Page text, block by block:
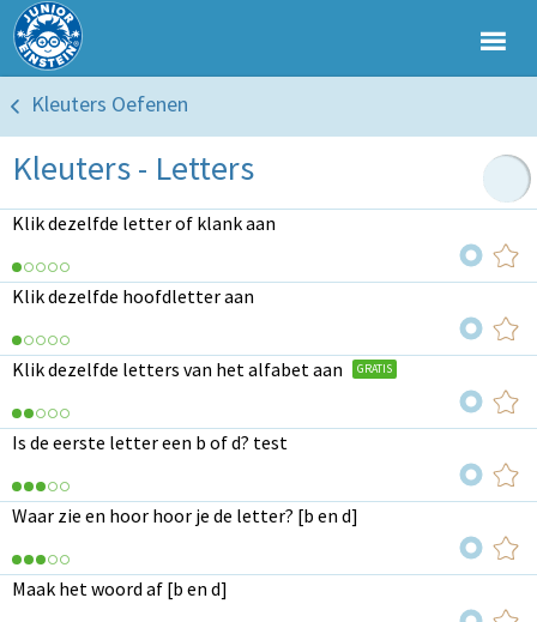
Kleuters Oefenen
Kleuters - Letters
Klik dezelfde letter of klank aan
Klik dezelfde hoofdletter aan
Klik dezelfde letters van het alfabet aan GRATIS
Is de eerste letter een b of d? test
Waar zie en hoor hoor je de letter? [b en d]
Maak het woord af [b en d]